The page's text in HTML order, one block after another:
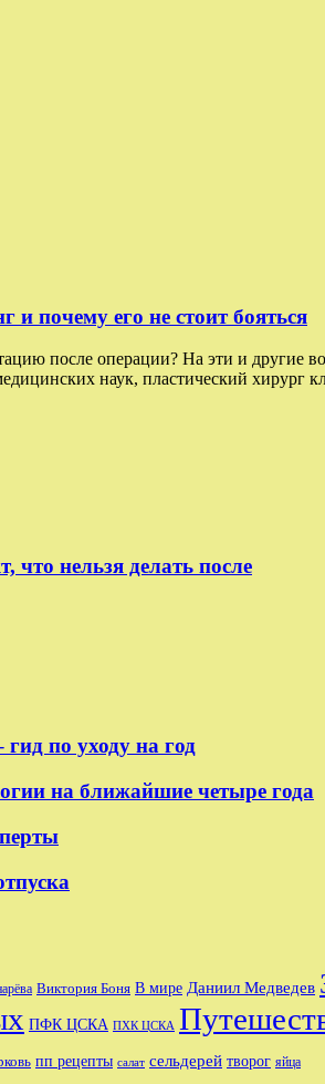
и почему его не стоит бояться
после операции? На эти и другие
наук, пластический хирург
что нельзя делать после
по уходу на год
на ближайшие четыре года
Виктория Боня В мире Даниил Медведев
ПФК ЦСКА ПХК ЦСКА
пп рецепты салат сельдерей творог яйца